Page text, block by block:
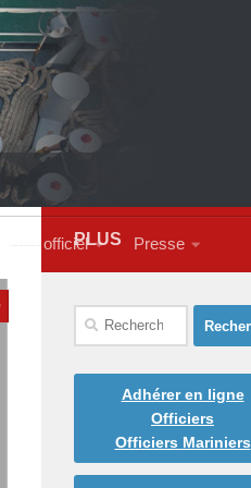
officiel Presse
PLUS
Rechercher :
Adhérer en ligne
Officiers
Officiers Mariniers